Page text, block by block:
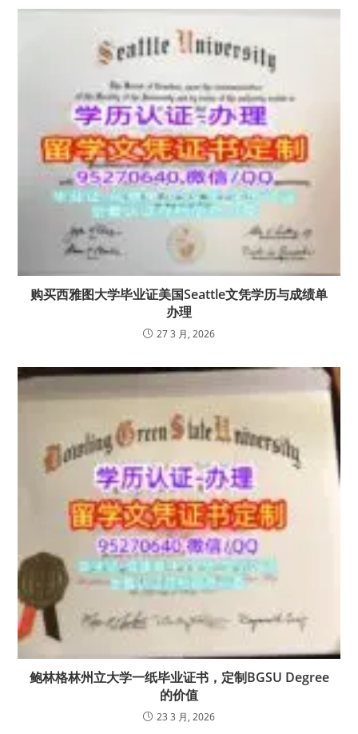
购买西雅图大学毕业证美国Seattle文凭学历与成绩单
办理
27 3 月, 2026
鲍林格林州立大学一纸毕业证书，定制BGSU Degree
的价值
23 3 月, 2026